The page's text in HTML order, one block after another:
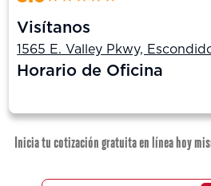
Visítanos
1565 E. Valley Pkwy,
Horario de Oficina
Inicia tu cotización gratuita en línea hoy